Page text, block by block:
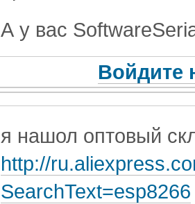
А у вас
Войдите
я нашол оптовый
http://
SearchText=esp8266